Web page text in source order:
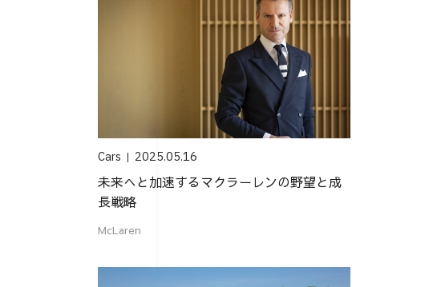
Cars 2025.05.16
未来へと加速するマクラーレンの野望と成
長戦略
McLaren